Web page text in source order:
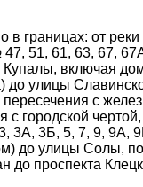
в границах: от
51, 61, 63, 67,
Купалы, включая
до улицы
с
с городской
3А, 3Б, 5, 7, 9, 9А,
до улицы Солы,
до проспекта